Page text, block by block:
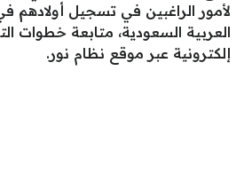
لأمور الراغبين في تسجيل أولادهم
العربية السعودية، متابعة خطوات
إلكترونية عبر موقع نظام نور.